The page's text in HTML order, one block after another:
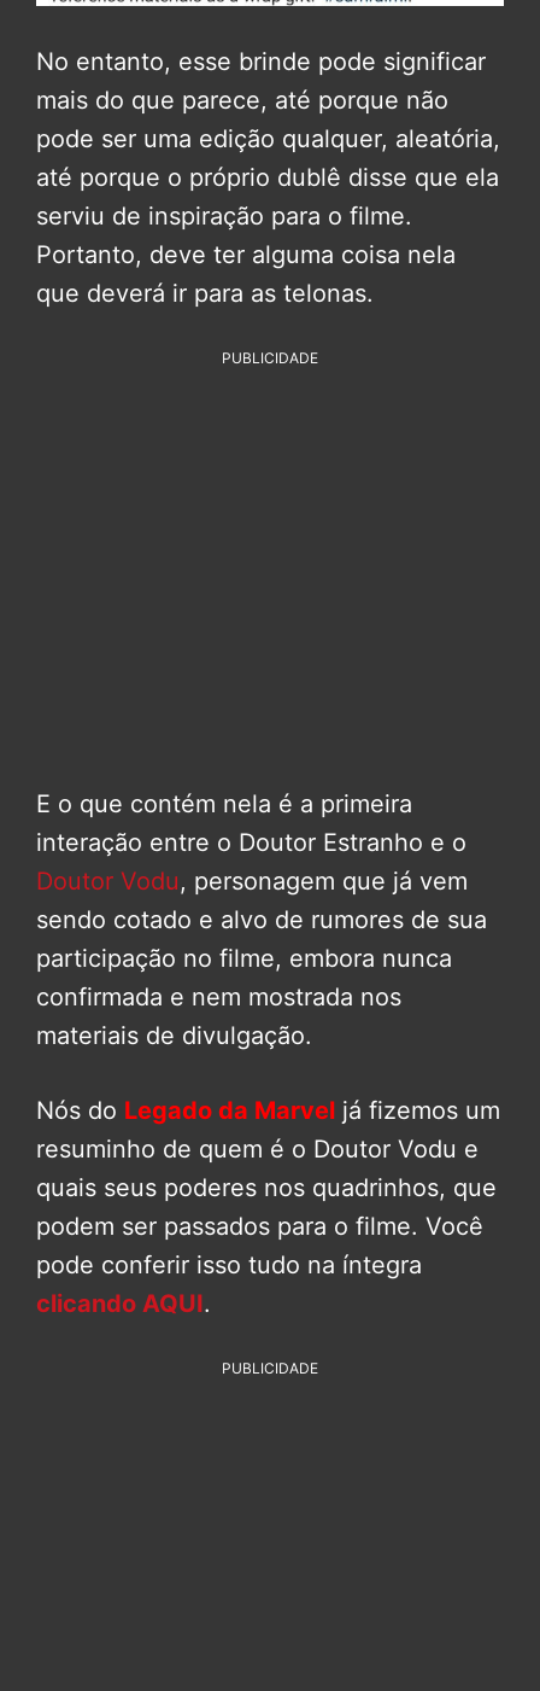
No entanto, esse brinde pode significar
mais do que parece, até porque não
pode ser uma edição qualquer, aleatória,
até porque o próprio dublê disse que ela
serviu de inspiração para o filme.
Portanto, deve ter alguma coisa nela
que deverá ir para as telonas.
PUBLICIDADE
E o que contém nela é a primeira
interação entre o Doutor Estranho e o
Doutor Vodu, personagem que já vem
sendo cotado e alvo de rumores de sua
participação no filme, embora nunca
confirmada e nem mostrada nos
materiais de divulgação.
Nós do Legado da Marvel já fizemos um
resuminho de quem é o Doutor Vodu e
quais seus poderes nos quadrinhos, que
podem ser passados para o filme. Você
pode conferir isso tudo na íntegra
clicando AQUI.
PUBLICIDADE